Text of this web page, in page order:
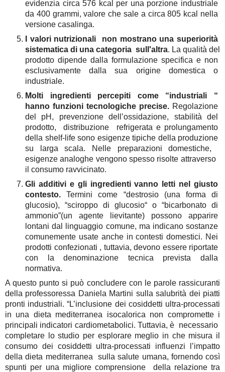
evidenzia circa 576 kcal per una porzione industriale
da 400 grammi, valore che sale a circa 805 kcal nella
versione casalinga.
I valori nutrizionali  non mostrano una superiorità
sistematica di una categoria  sull'altra. La qualità del
prodotto dipende dalla formulazione specifica e non
esclusivamente dalla sua origine domestica o
industriale.
Molti ingredienti percepiti come “industriali “
hanno funzioni tecnologiche precise. Regolazione
del pH, prevenzione dell’ossidazione, stabilità del
prodotto,  distribuzione  refrigerata e prolungamento
della shelf-life sono esigenze tipiche della produzione
su larga scala. Nelle preparazioni domestiche,
esigenze analoghe vengono spesso risolte attraverso
il consumo ravvicinato.
Gli additivi e gli ingredienti vanno letti nel giusto
contesto. Termini come “destrosio (una forma di
glucosio), “sciroppo di glucosio“ o “bicarbonato di
ammonio”(un agente lievitante) possono apparire
lontani dal linguaggio comune, ma indicano sostanze
comunemente usate anche in contesti domestici. Nei
prodotti confezionati , tuttavia, devono essere riportate
con la denominazione tecnica prevista dalla
normativa.
A questo punto si può concludere con le parole rassicuranti
della professoressa Daniela Martini sulla salubrità dei piatti
pronti industriali. “L’inclusione dei cosiddetti ultra-processati
in una dieta mediterranea isocalorica non compromette i
principali indicatori cardiometabolici. Tuttavia, è necessario
completare lo studio per esplorare meglio in che misura il
consumo dei cosiddetti ultra-processati influenzi l’impatto
della dieta mediterranea sulla salute umana, fornendo così
spunti per una migliore comprensione della relazione tra